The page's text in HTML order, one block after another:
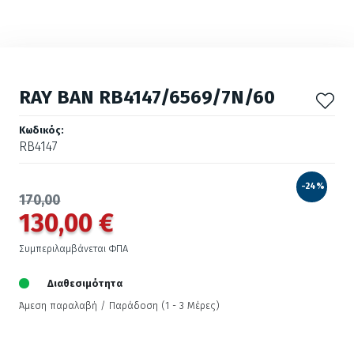
RAY BAN RB4147/6569/7N/60
Κωδικός:
RB4147
170,00
130,00 €
-24%
Συμπεριλαμβάνεται ΦΠΑ
Διαθεσιμότητα
Άμεση παραλαβή / Παράδoση (1 - 3 Μέρες)